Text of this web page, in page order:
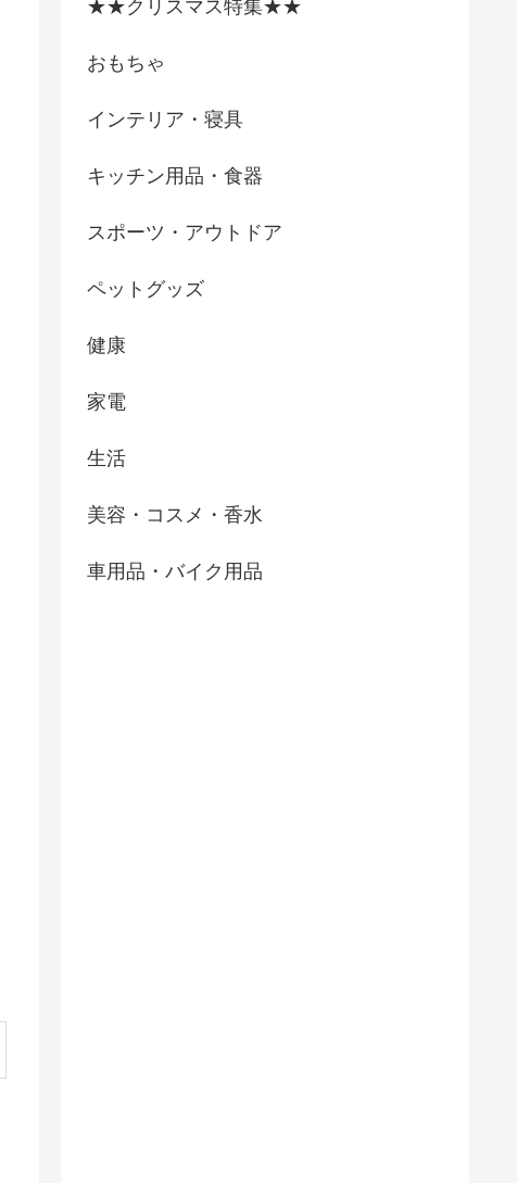
★★クリスマス特集★★
おもちゃ
インテリア・寝具
キッチン用品・食器
スポーツ・アウトドア
ペットグッズ
健康
家電
生活
美容・コスメ・香水
車用品・バイク用品